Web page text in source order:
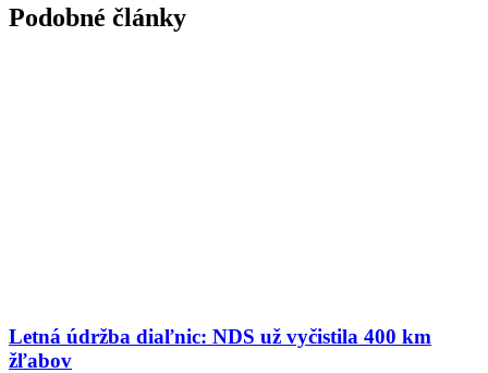
Podobné články
Letná údržba diaľnic: NDS už vyčistila 400 km
žľabov